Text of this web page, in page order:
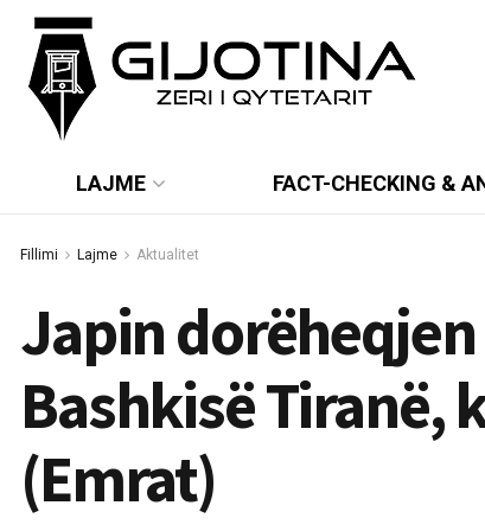
LAJME FACT-CHECKING &
Fillimi Lajme Aktualitet
Japin
Bashkisë Tiranë,
(Emrat)